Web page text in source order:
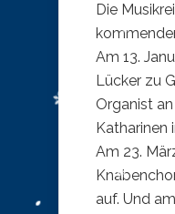
Die
Am 13.
Lücker zu
Organist
Katharinen
Am 23.
auf. Und